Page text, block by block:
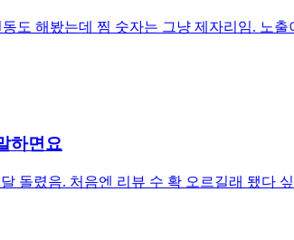
도 해봤는데 찜 숫자는 그냥 제자리임. 노
하면요
돌렸음. 처음엔 리뷰 수 확 오르길래 됐다